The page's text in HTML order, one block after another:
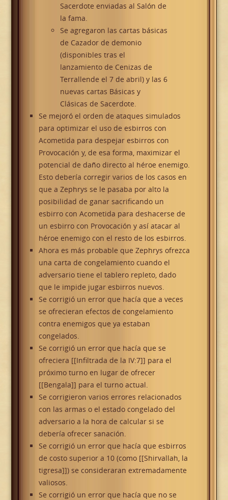
Sacerdote enviadas al Salón de
la fama.
Se agregaron las cartas básicas
de Cazador de demonio
(disponibles tras el
lanzamiento de Cenizas de
Terrallende el 7 de abril) y las 6
nuevas cartas Básicas y
Clásicas de Sacerdote.
Se mejoró el orden de ataques simulados
para optimizar el uso de esbirros con
Acometida para despejar esbirros con
Provocación y, de esa forma, maximizar el
potencial de daño directo al héroe enemigo.
Esto debería corregir varios de los casos en
que a Zephrys se le pasaba por alto la
posibilidad de ganar sacrificando un
esbirro con Acometida para deshacerse de
un esbirro con Provocación y así atacar al
héroe enemigo con el resto de los esbirros.
Ahora es más probable que Zephrys ofrezca
una carta de congelamiento cuando el
adversario tiene el tablero repleto, dado
que le impide jugar esbirros nuevos.
Se corrigió un error que hacía que a veces
se ofrecieran efectos de congelamiento
contra enemigos que ya estaban
congelados.
Se corrigió un error que hacía que se
ofreciera [[Infiltrada de la IV:7]] para el
próximo turno en lugar de ofrecer
[[Bengala]] para el turno actual.
Se corrigieron varios errores relacionados
con las armas o el estado congelado del
adversario a la hora de calcular si se
debería ofrecer sanación.
Se corrigió un error que hacía que esbirros
de costo superior a 10 (como [[Shirvallah, la
tigresa]]) se consideraran extremadamente
valiosos.
Se corrigió un error que hacía que no se